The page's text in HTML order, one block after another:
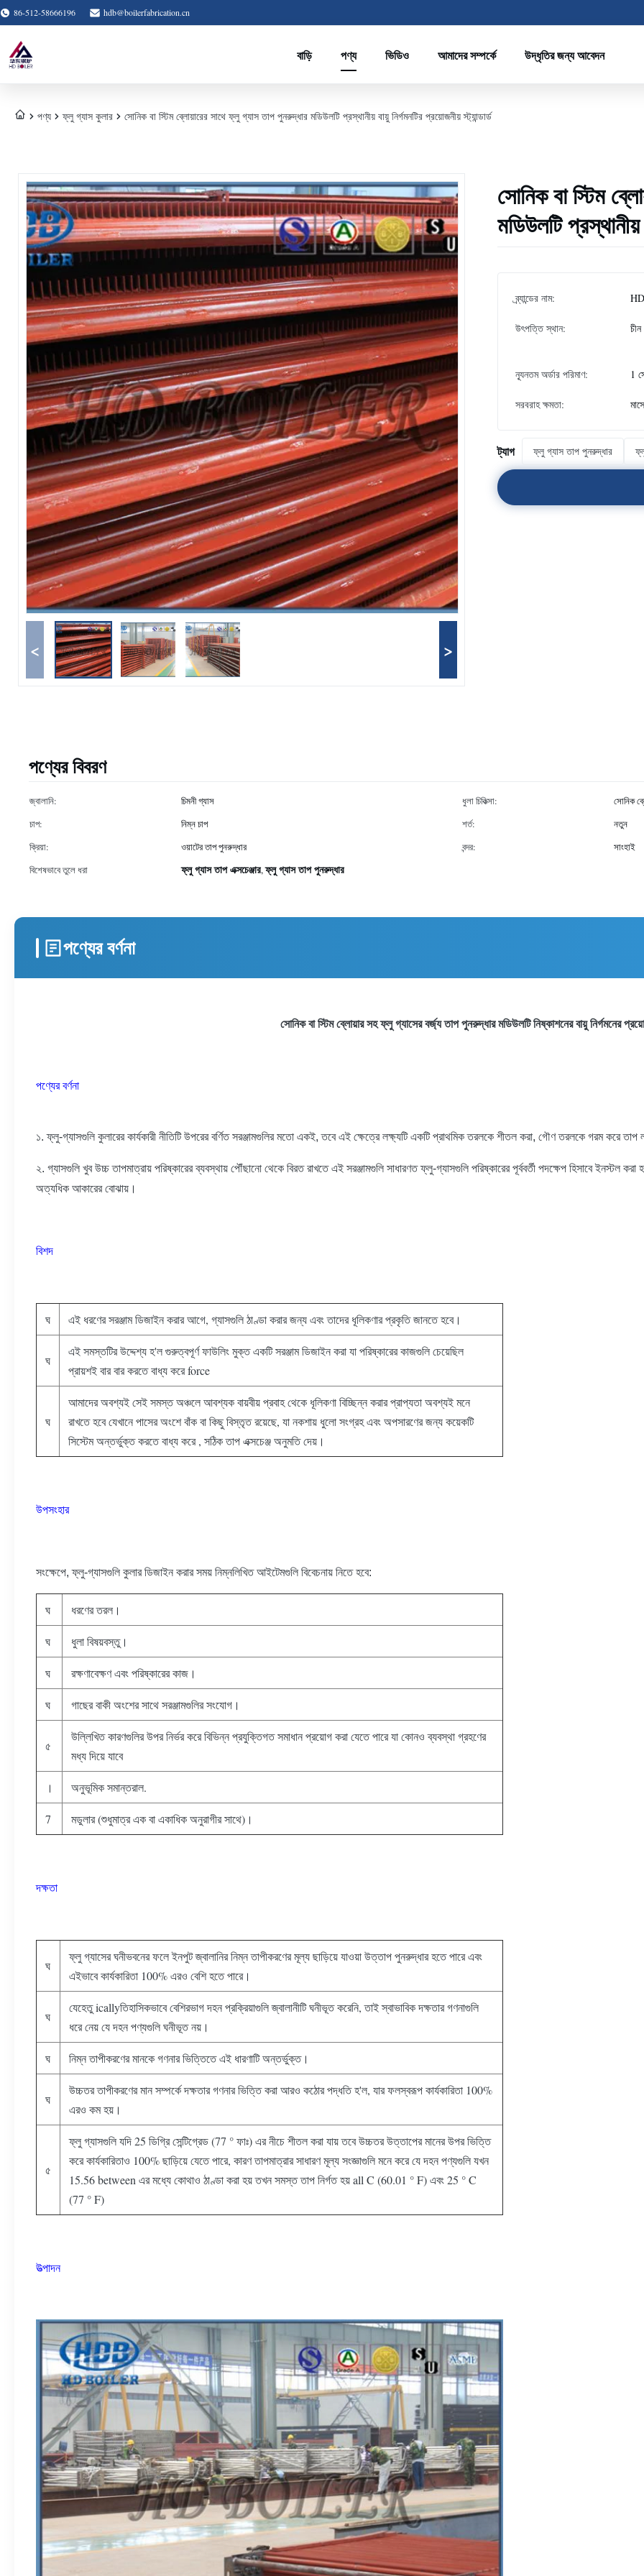
86-512-58666196 hdb@boilerfabrication.cn
বাড়ি পণ্য ভিডিও আমাদের সম্পর্কে উদ্ধৃতির জন্য আবেদন
পণ্য ফ্লু গ্যাস কুলার সোনিক বা স্টিম ব্লোয়ারের সাথে ফ্লু গ্যাস তাপ পুনরুদ্ধার মডিউলটি প্রস্থানীয় বায়ু নির্গমনটির প্রয়োজনীয় স্ট্যান্ডার্ড
< >
সোনিক বা স্টিম
মডিউলটি প্রস্থানীয়
ব্র্যান্ডের নাম:
উৎপত্তি স্থান: চীন
ন্যূনতম অর্ডার পরিমাণ: 1
সরবরাহ ক্ষমতা:
ট্যাগ ফ্লু গ্যাস তাপ পুনরুদ্ধার
পণ্যের বিবরণ
জ্বালানি: চিমনী গ্যাস ধুলা চিকিত্সা:
সোনিক
চাপ:
নিম্ন চাপ শর্ত:
নতুন
ক্রিয়া:
ওয়াটের তাপ পুনরুদ্ধার বন্দর:
সাংহাই
বিশেষভাবে তুলে ধরা
ফ্লু গ্যাস তাপ এক্সচেঞ্জার,ফ্লু গ্যাস তাপ পুনরুদ্ধার
পণ্যের বর্ণনা
সোনিক বা স্টিম ব্লোয়ার সহ ফ্লু গ্যাসের বর্জ্য তাপ পুনরুদ্ধার মডিউলটি নিষ্কাশনের বায়ু নির্গমনের
পণ্যের বর্ণনা
১. ফ্লু-গ্যাসগুলি কুলারের কার্যকারী নীতিটি উপরের বর্ণিত সরঞ্জামগুলির মতো একই, তবে এই ক্ষেত্রে লক্ষ্যটি একটি প্রাথমিক তরলকে শীতল করা, গৌণ তরলকে গরম করে তাপ
২. গ্যাসগুলি খুব উচ্চ তাপমাত্রায় পরিষ্কারের ব্যবস্থায় পৌঁছানো থেকে বিরত রাখতে এই সরঞ্জামগুলি সাধারণত ফ্লু-গ্যাসগুলি পরিষ্কারের পূর্ববর্তী পদক্ষেপ হিসাবে ইনস্টল
অত্যধিক আকারের বোঝায়।
বিশদ
ঘ এই ধরণের সরঞ্জাম ডিজাইন করার আগে, গ্যাসগুলি ঠাণ্ডা করার জন্য এবং তাদের ধূলিকণার প্রকৃতি জানতে হবে।
ঘ
এই সমস্তটির উদ্দেশ্য হ'ল গুরুত্বপূর্ণ ফাউলিং মুক্ত একটি সরঞ্জাম ডিজাইন করা যা পরিষ্কারের কাজগুলি চেয়েছিল
প্রায়শই বার বার করতে বাধ্য করে force
ঘ
আমাদের অবশ্যই সেই সমস্ত অঞ্চলে আবশ্যক বায়বীয় প্রবাহ থেকে ধূলিকণা বিচ্ছিন্ন করার প্রাপ্যতা অবশ্যই মনে
রাখতে হবে যেখানে পাসের অংশে বাঁক বা কিছু বিস্তৃত রয়েছে, যা নকশায় ধুলো সংগ্রহ এবং অপসারণের জন্য কয়েকটি
সিস্টেম অন্তর্ভুক্ত করতে বাধ্য করে , সঠিক তাপ এক্সচেঞ্জ অনুমতি দেয়।
উপসংহার
সংক্ষেপে, ফ্লু-গ্যাসগুলি কুলার ডিজাইন করার সময় নিম্নলিখিত আইটেমগুলি বিবেচনায় নিতে হবে:
ঘ ধরণের তরল।
ঘ ধুলা বিষয়বস্তু।
ঘ রক্ষণাবেক্ষণ এবং পরিষ্কারের কাজ।
ঘ গাছের বাকী অংশের সাথে সরঞ্জামগুলির সংযোগ।
৫
উল্লিখিত কারণগুলির উপর নির্ভর করে বিভিন্ন প্রযুক্তিগত সমাধান প্রয়োগ করা যেতে পারে যা কোনও ব্যবস্থা গ্রহণের
মধ্য দিয়ে যাবে
। অনুভূমিক সমান্তরাল.
7 মডুলার (শুধুমাত্র এক বা একাধিক অনুরাগীর সাথে)।
দক্ষতা
ঘ
ফ্লু গ্যাসের ঘনীভবনের ফলে ইনপুট জ্বালানির নিম্ন তাপীকরণের মূল্য ছাড়িয়ে যাওয়া উত্তাপ পুনরুদ্ধার হতে পারে এবং
এইভাবে কার্যকারিতা 100% এরও বেশি হতে পারে।
ঘ
যেহেতু icallyতিহাসিকভাবে বেশিরভাগ দহন প্রক্রিয়াগুলি জ্বালানীটি ঘনীভূত করেনি, তাই স্বাভাবিক দক্ষতার গণনাগুলি
ধরে নেয় যে দহন পণ্যগুলি ঘনীভূত নয়।
ঘ নিম্ন তাপীকরণের মানকে গণনার ভিত্তিতে এই ধারণাটি অন্তর্ভুক্ত।
ঘ
উচ্চতর তাপীকরণের মান সম্পর্কে দক্ষতার গণনার ভিত্তি করা আরও কঠোর পদ্ধতি হ'ল, যার ফলস্বরূপ কার্যকারিতা 100%
এরও কম হয়।
৫
ফ্লু গ্যাসগুলি যদি 25 ডিগ্রি সেন্টিগ্রেড (77 ° ফাঃ) এর নীচে শীতল করা যায় তবে উচ্চতর উত্তাপের মানের উপর ভিত্তি
করে কার্যকারিতাও 100% ছাড়িয়ে যেতে পারে, কারণ তাপমাত্রার সাধারণ মূল্য সংজ্ঞাগুলি মনে করে যে দহন পণ্যগুলি যখন
15.56 between এর মধ্যে কোথাও ঠাণ্ডা করা হয় তখন সমস্ত তাপ নির্গত হয় all C (60.01 ° F) এবং 25 ° C
(77 ° F)
উত্পাদন